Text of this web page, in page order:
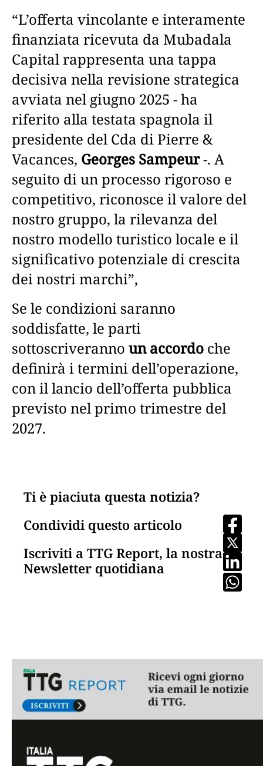
“L’offerta vincolante e interamente
finanziata ricevuta da Mubadala
Capital rappresenta una tappa
decisiva nella revisione strategica
avviata nel giugno 2025 - ha
riferito alla testata spagnola il
presidente del Cda di Pierre &
Vacances, Georges Sampeur-. A
seguito di un processo rigoroso e
competitivo, riconosce il valore del
nostro gruppo, la rilevanza del
nostro modello turistico locale e il
significativo potenziale di crescita
dei nostri marchi”,
Se le condizioni saranno
soddisfatte, le parti
sottoscriveranno un accordo che
definirà i termini dell’operazione,
con il lancio dell’offerta pubblica
previsto nel primo trimestre del
2027.
Ti è piaciuta questa notizia?
Condividi questo articolo
Iscriviti a TTG Report, la nostra
Newsletter quotidiana